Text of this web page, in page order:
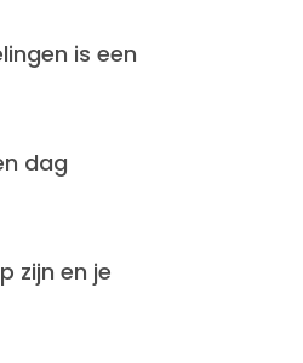
is een
dag
zijn en je